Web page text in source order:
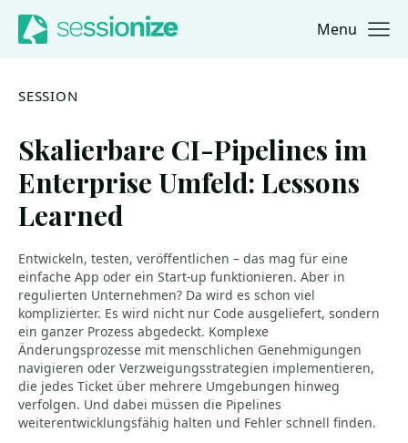
Jump to navigation
Jump to content Menu
SESSION
Skalierbare CI-Pipelines im
Enterprise Umfeld: Lessons
Learned
Entwickeln, testen, veröffentlichen – das mag für eine
einfache App oder ein Start-up funktionieren. Aber in
regulierten Unternehmen? Da wird es schon viel
komplizierter. Es wird nicht nur Code ausgeliefert, sondern
ein ganzer Prozess abgedeckt. Komplexe
Änderungsprozesse mit menschlichen Genehmigungen
navigieren oder Verzweigungsstrategien implementieren,
die jedes Ticket über mehrere Umgebungen hinweg
verfolgen. Und dabei müssen die Pipelines
weiterentwicklungsfähig halten und Fehler schnell finden.